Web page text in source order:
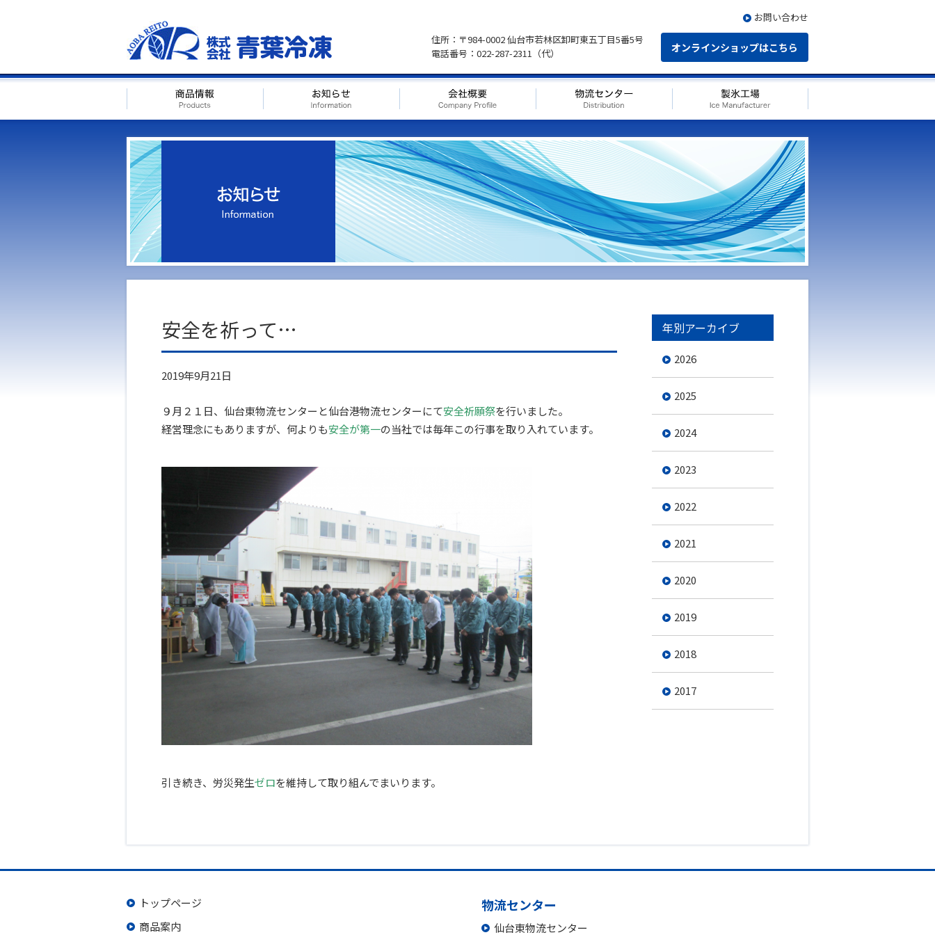
住所：〒984-0002 仙台市若林区卸町東五丁目5番5号
電話番号：022-287-2311（代）
オンラインショップはこちら
お問い合わせ
安全を祈って…
2019年9月21日
９月２１日、仙台東物流センターと仙台港物流センターにて安全祈願祭を行いました。
経営理念にもありますが、何よりも安全が第一の当社では毎年この行事を取り入れています。
引き続き、労災発生ゼロを維持して取り組んでまいります。
年別アーカイブ
2026
2025
2024
2023
2022
2021
2020
2019
2018
2017
トップページ
商品案内
物流センター
仙台東物流センター